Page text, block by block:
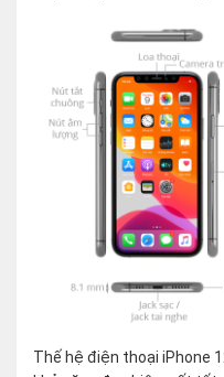
Thế hệ điện thoại iPhone